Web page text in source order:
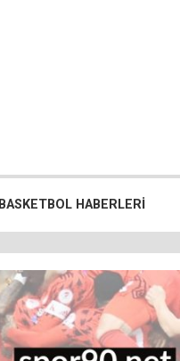
BASKETBOL HABERLERI